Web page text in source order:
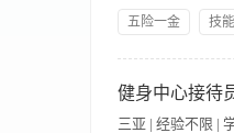
五险一金 技
推广水疗和健身中
制度； 5. Follow
健身中心接待
三亚 | 经验不限 |